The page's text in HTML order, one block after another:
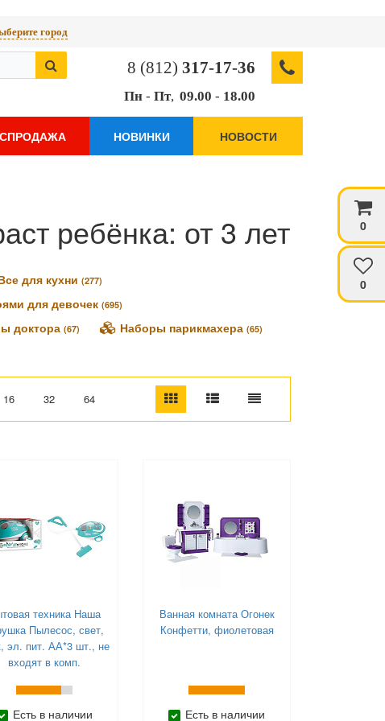
0
0
город
8 (812) 317-17-36
Пн - Пт, 09.00 - 18.00
НОВИНКИ НОВОСТИ
ребёнка: от 3 лет
для кухни (277)
для девочек (695)
доктора (67) Наборы парикмахера (65)
16 32 64
техника Наша
Пылесос, свет,
эл. пит. АА*3 шт., не
входят в комп.
Есть в наличии
Ванная комната Огонек
Конфетти, фиолетовая
Есть в наличии